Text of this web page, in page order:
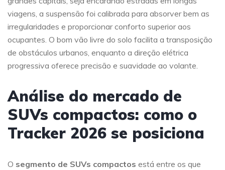
viagens, a suspensão foi calibrada para absorver bem as
irregularidades e proporcionar conforto superior aos
ocupantes. O bom vão livre do solo facilita a transposição
de obstáculos urbanos, enquanto a direção elétrica
progressiva oferece precisão e suavidade ao volante.
Análise do mercado de
SUVs compactos: como o
Tracker 2026 se posiciona
O segmento de SUVs compactos está entre os que